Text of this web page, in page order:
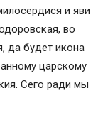
и яви
во
да будет икона
царскому
Сего ради мы